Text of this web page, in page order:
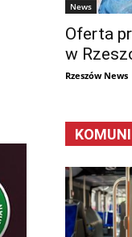
News
Oferta
w
Rzeszów News